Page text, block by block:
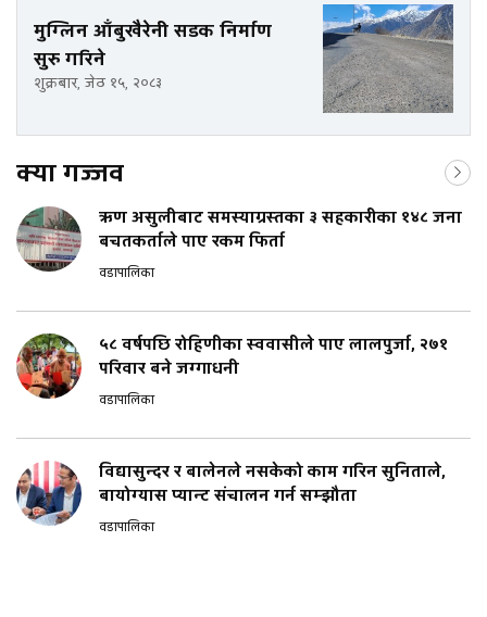
मुग्लिन आँबुखैरेनी सडक निर्माण
सुरु गरिने
शुक्रबार, जेठ १५, २०८३
क्या गज्जव
ऋण असुलीबाट समस्याग्रस्तका ३ सहकारीका १४८ जना
बचतकर्ताले पाए रकम फिर्ता
वडापालिका
५८ वर्षपछि रोहिणीका स्ववासीले पाए लालपुर्जा, २७१
परिवार बने जग्गाधनी
वडापालिका
विद्यासुन्दर र बालेनले नसकेको काम गरिन सुनिताले,
बायोग्यास प्यान्ट संचालन गर्न सम्झौता
वडापालिका